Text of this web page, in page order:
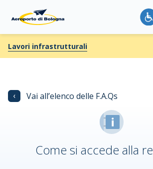
Lavori infrastrutturali
‹ Vai all’elenco delle F.A.Qs
Come si accede alla